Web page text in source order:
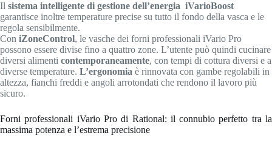
Il sistema intelligente di gestione dell’energia iVarioBoost
garantisce inoltre temperature precise su tutto il fondo della vasca e le
regola sensibilmente.
Con iZoneControl, le vasche dei forni professionali iVario Pro
possono essere divise fino a quattro zone. L’utente può quindi cucinare
diversi alimenti contemporaneamente, con tempi di cottura diversi e a
diverse temperature. L’ergonomia è rinnovata con gambe regolabili in
altezza, fianchi freddi e angoli arrotondati che rendono il lavoro più
sicuro.
Forni professionali iVario Pro di Rational: il connubio perfetto tra la
massima potenza e l’estrema precisione